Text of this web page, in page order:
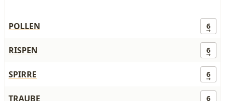
POLLEN 6
RISPEN 6
SPIRRE 6
TRAUBE 6